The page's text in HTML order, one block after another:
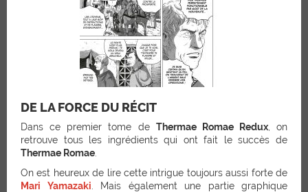
DE LA FORCE DU RÉCIT
Dans ce premier tome de Thermae Romae Redux, on
retrouve tous les ingrédients qui ont fait le succès de
Thermae Romae
On est heureux de lire cette intrigue toujours aussi forte de
Mari Yamazaki . Mais également une partie graphique